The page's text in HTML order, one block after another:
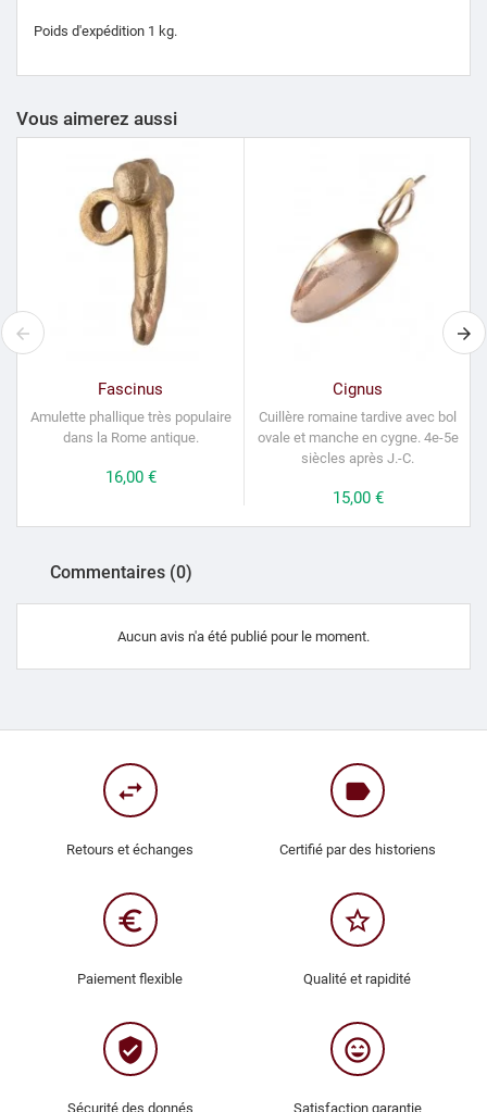
Poids d'expédition 1 kg.
Vous aimerez aussi
Fascinus
Amulette phallique très populaire
dans la Rome antique.
Prix
16,00 €
Cignus
Cuillère romaine tardive avec bol
ovale et manche en cygne. 4e-5e
siècles après J.-C.
Prix
15,00 €
Commentaires (0)
Aucun avis n'a été publié pour le moment.
swap_horiz
Retours et échanges
label
Certifié par des historiens
euro_symbol
Paiement flexible
star_border
Qualité et rapidité
verified_user
Sécurité des donnés
sentiment_very_satisfied
Satisfaction garantie